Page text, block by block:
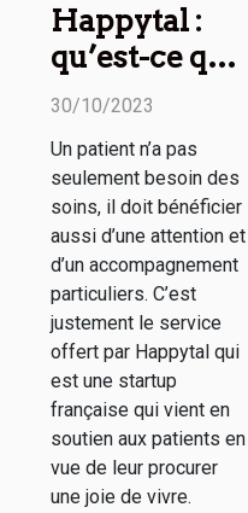
Happytal :
qu’est-ce que
c’est ?
30/10/2023
Un patient n’a pas
seulement besoin des
soins, il doit bénéficier
aussi d’une attention et
d’un accompagnement
particuliers. C’est
justement le service
offert par Happytal qui
est une startup
française qui vient en
soutien aux patients en
vue de leur procurer
une joie de vivre.